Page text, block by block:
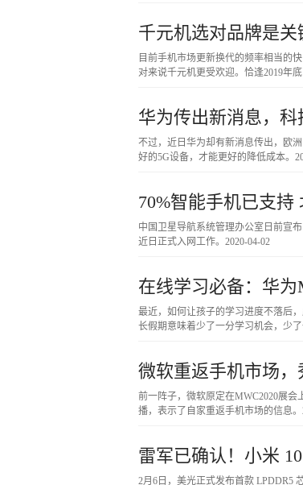
千元机选对品牌是
目前手机市场更新换代的频率相当的
对来说千元机更受欢迎。恰逢2019年
华为传出新消息，
不过，近日华为却有新消息传出，欧
好的5G设备，才能更好的降低成本。
70%智能手机已支
中国卫星导航系统管理办公室日前宣
近日正式入网工作。 2020-04-02
在线学习必备：华为
最近，如何让孩子的学习进度不落后
长假期意味着少了一分学习机会，少
微软重返手机市场
前一阵子，微软原定在MWC2020展会
播，表示了自家重返手机市场的信息。
雷军已确认！小米
2月6日，美光正式发布首款 LPDDR5